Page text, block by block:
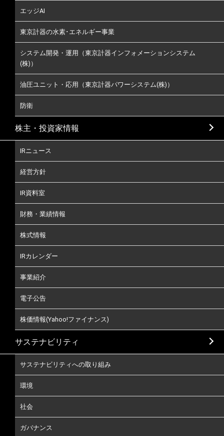
エッジAI
東京計器の水素･エネルギー事業
システム開発・運用（東京計器インフォメーションシステム
(株)）
油圧ユニット・応用（東京計器パワーシステム(株)）
防衛
株主・投資家情報
IRニュース
経営方針
IR資料室
財務・業績情報
株式情報
IRカレンダー
事業紹介
電子公告
株価情報(Yahoo!ファイナンス)
サステナビリティ
サステナビリティへの取り組み
環境
社会
ガバナンス